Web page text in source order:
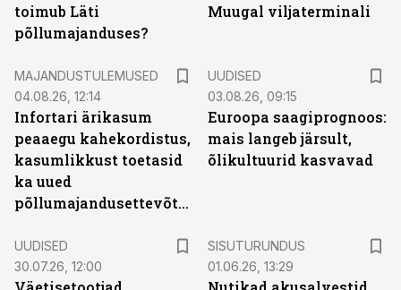
toimub Läti
põllumajanduses?
Muugal viljaterminali
MAJANDUSTULEMUSED
04.08.26, 12:14
Infortari ärikasum
peaaegu kahekordistus,
kasumlikkust toetasid
ka uued
põllumajandusettevõtted
UUDISED
03.08.26, 09:15
Euroopa saagiprognoos:
mais langeb järsult,
õlikultuurid kasvavad
UUDISED
30.07.26, 12:00
SISUTURUNDUS
01.06.26, 13:29